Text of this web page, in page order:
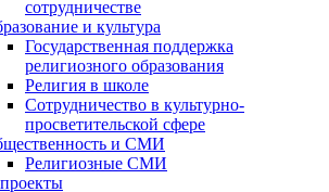
сотрудничестве
и культура
Государственная поддержка
религиозного образования
Религия в школе
Сотрудничество в культурно-
просветительской сфере
и СМИ
Религиозные СМИ